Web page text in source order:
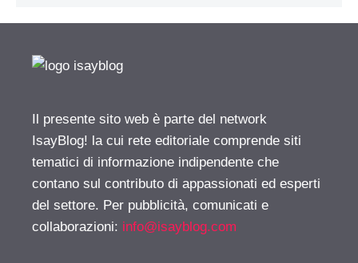
Il presente sito web è parte del network
IsayBlog! la cui rete editoriale comprende siti
tematici di informazione indipendente che
contano sul contributo di appassionati ed esperti
del settore. Per pubblicità, comunicati e
collaborazioni: info@isayblog.com